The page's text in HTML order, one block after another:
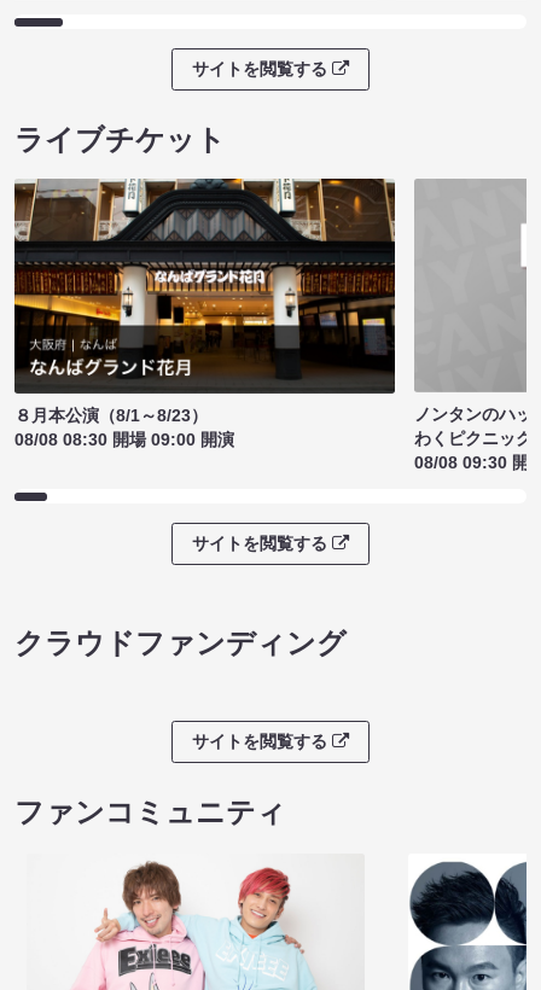
サイトを閲覧する
ライブチケット
８月本公演（8/1～8/23）
08/08 08:30 開場 09:00 開演
ノンタンのハッ
わくピクニック
08/08 09:30 開
サイトを閲覧する
クラウドファンディング
サイトを閲覧する
ファンコミュニティ